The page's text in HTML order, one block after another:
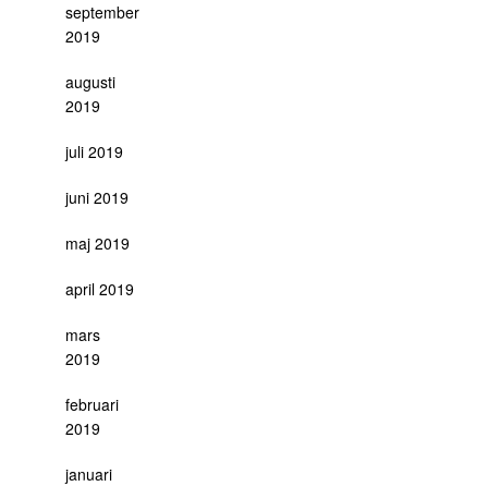
september
2019
augusti
2019
juli 2019
juni 2019
maj 2019
april 2019
mars
2019
februari
2019
januari